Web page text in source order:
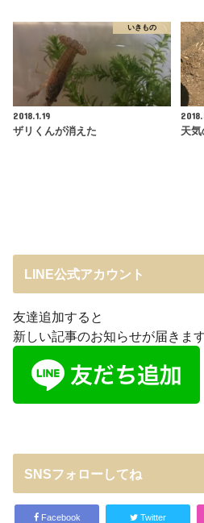
いきもの
2018.1.19
ザリくんが消えた
天気
LINE公式アカウント
友達追加すると
新しい記事のお知らせが届きま
SNSフォローしてね
Facebook Twitter